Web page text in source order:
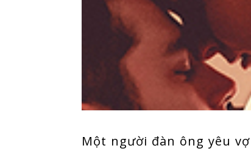
Một người đàn ông yêu